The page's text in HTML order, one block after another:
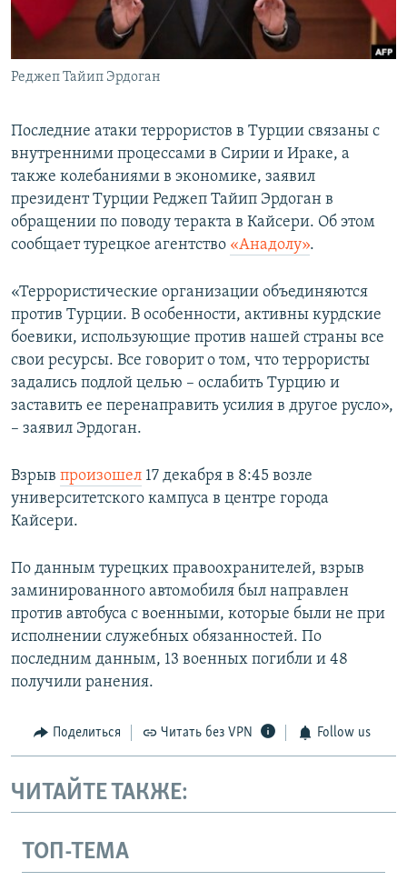
ПОБЕДИТЕЛЕЙ НЕ СУДЯТ?
КРЫМ.НЕПОКОРЕННЫЙ
ELIFBE
ПРИСОЕДИНЯЙТЕСЬ!
Все сайты RFE/RL
Реджеп Тайип Эрдоган
Последние атаки террористов в Турции связаны с
внутренними процессами в Сирии и Ираке, а
также колебаниями в экономике, заявил
президент Турции Реджеп Тайип Эрдоган в
обращении по поводу теракта в Кайсери. Об этом
сообщает турецкое агентство «Анадолу».
«Террористические организации объединяются
против Турции. В особенности, активны курдские
боевики, использующие против нашей страны все
свои ресурсы. Все говорит о том, что террористы
задались подлой целью – ослабить Турцию и
заставить ее перенаправить усилия в другое русло»,
– заявил Эрдоган.
Взрыв произошел 17 декабря в 8:45 возле
университетского кампуса в центре города
Кайсери.
По данным турецких правоохранителей, взрыв
заминированного автомобиля был направлен
против автобуса с военными, которые были не при
исполнении служебных обязанностей. По
последним данным, 13 военных погибли и 48
получили ранения.
Поделиться Читать без VPN Follow us
ЧИТАЙТЕ ТАКЖЕ:
ТОП-ТЕМА